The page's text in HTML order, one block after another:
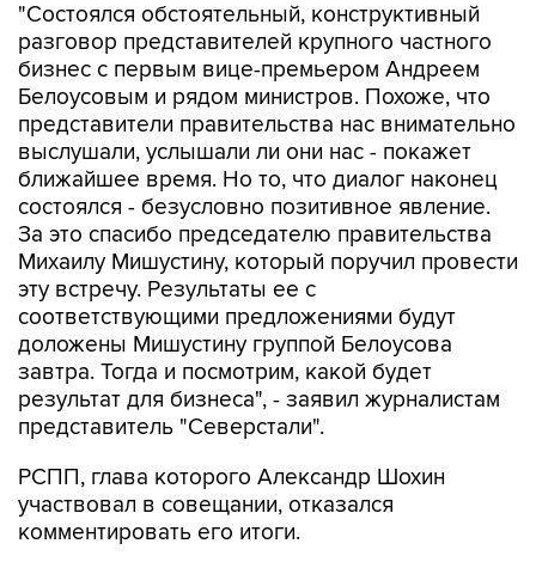
"Состоялся обстоятельный, конструктивный
разговор представителей крупного частного
бизнес с первым вице-премьером Андреем
Белоусовым и рядом министров. Похоже, что
представители правительства нас внимательно
выслушали, услышали ли они нас - покажет
ближайшее время. Но то, что диалог наконец
состоялся - безусловно позитивное явление.
За это спасибо председателю правительства
Михаилу Мишустину, который поручил провести
эту встречу. Результаты ее с
соответствующими предложениями будут
доложены Мишустину группой Белоусова
завтра. Тогда и посмотрим, какой будет
результат для бизнеса", - заявил журналистам
представитель "Северстали".
РСПП, глава которого Александр Шохин
участвовал в совещании, отказался
комментировать его итоги.